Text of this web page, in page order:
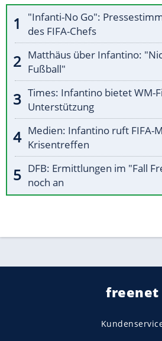
"Infanti-No Go":
des FIFA-Chefs
Matthäus über Infantino:
Fußball"
Times: Infantino bietet WM-
Unterstützung
Medien: Infantino ruft FIFA-
Krisentreffen
DFB: Ermittlungen im "Fall
noch an
freenet